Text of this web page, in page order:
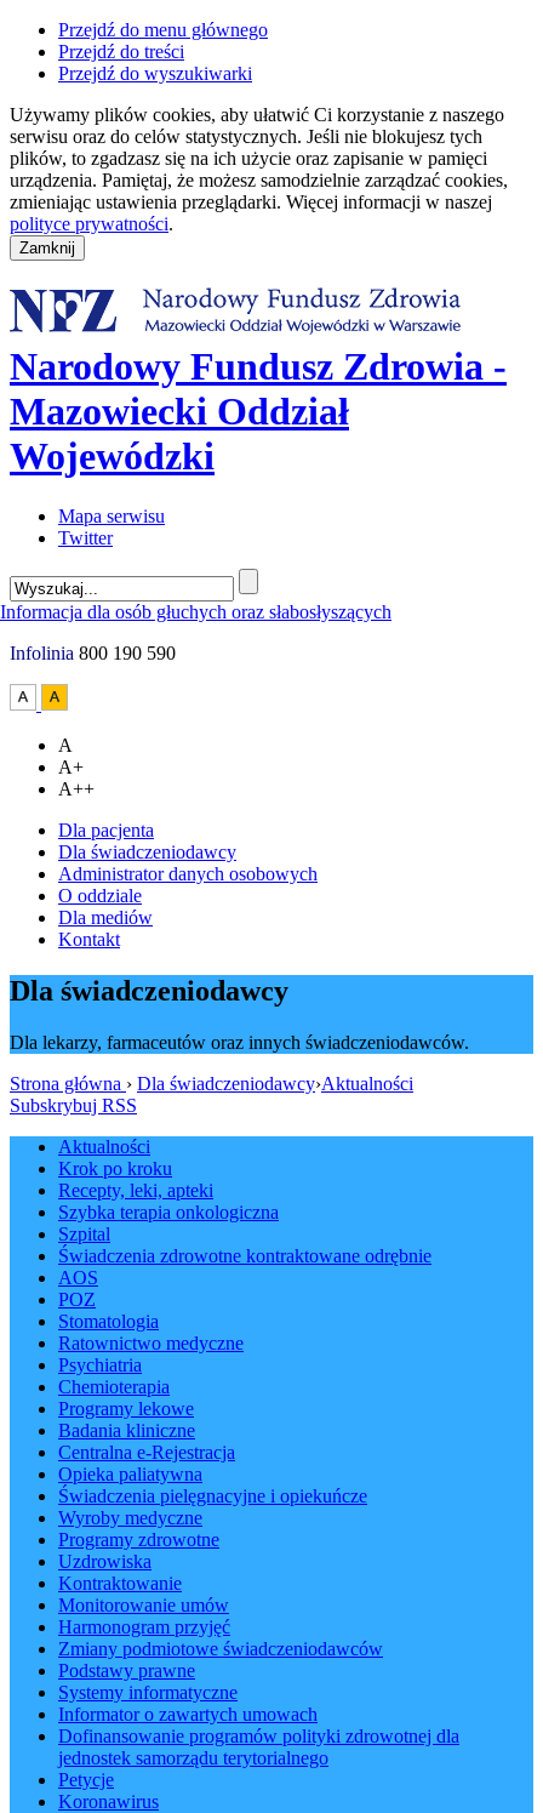
Przejdź do menu głównego
Przejdź do treści
Przejdź do wyszukiwarki
Używamy plików cookies, aby ułatwić Ci korzystanie z naszego
serwisu oraz do celów statystycznych. Jeśli nie blokujesz tych
plików, to zgadzasz się na ich użycie oraz zapisanie w pamięci
urządzenia. Pamiętaj, że możesz samodzielnie zarządzać cookies,
zmieniając ustawienia przeglądarki. Więcej informacji w naszej
polityce prywatności.
Narodowy Fundusz Zdrowia -
Mazowiecki Oddział
Wojewódzki
Mapa serwisu
Twitter
Infolinia 800 190 590
A
A+
A++
Dla pacjenta
Dla świadczeniodawcy
Administrator danych osobowych
O oddziale
Dla mediów
Kontakt
Dla świadczeniodawcy
Dla lekarzy, farmaceutów oraz innych świadczeniodawców.
Strona główna › Dla świadczeniodawcy›Aktualności
Subskrybuj RSS
Aktualności
Krok po kroku
Recepty, leki, apteki
Szybka terapia onkologiczna
Szpital
Świadczenia zdrowotne kontraktowane odrębnie
AOS
POZ
Stomatologia
Ratownictwo medyczne
Psychiatria
Chemioterapia
Programy lekowe
Badania kliniczne
Centralna e-Rejestracja
Opieka paliatywna
Świadczenia pielęgnacyjne i opiekuńcze
Wyroby medyczne
Programy zdrowotne
Uzdrowiska
Kontraktowanie
Monitorowanie umów
Harmonogram przyjęć
Zmiany podmiotowe świadczeniodawców
Podstawy prawne
Systemy informatyczne
Informator o zawartych umowach
Dofinansowanie programów polityki zdrowotnej dla
jednostek samorządu terytorialnego
Petycje
Koronawirus